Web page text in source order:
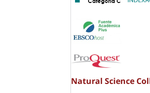
Natural Science